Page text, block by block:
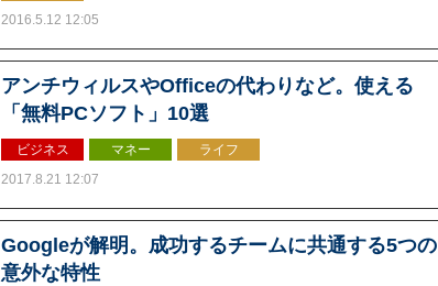
2016.5.12 12:05
アンチウィルスやOfficeの代わりなど。使える
「無料PCソフト」10選
ビジネス マネー
ライフ
2017.8.21 12:07
Googleが解明。成功するチームに共通する5つの
意外な特性